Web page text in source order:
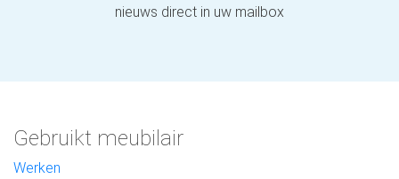
nieuws direct in uw mailbox
Gebruikt meubilair
Werken